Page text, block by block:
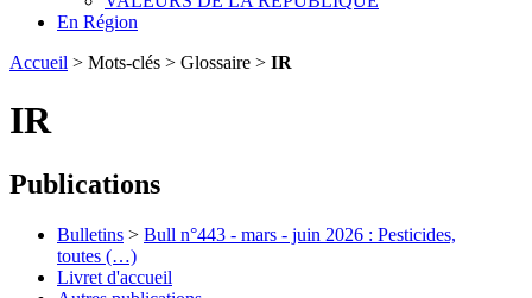
En Région
Accueil > Mots-clés > Glossaire > IR
IR
Publications
Bulletins > Bull n°443 - mars - juin 2026 : Pesticides,
toutes (…)
Livret d'accueil